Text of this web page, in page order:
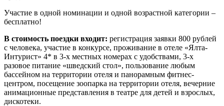
Участие в одной номинации и одной возрастной категории –
бесплатно!
В стоимость поездки входит: регистрация заявки 800 рублей
с человека, участие в конкурсе, проживание в отеле «Ялта-
Интурист» 4* в 3-х местных номерах с удобствами, 3-х
разовое питание «шведский стол», пользование любым
бассейном на территории отеля и панорамным фитнес-
центром, посещение зоопарка на территории отеля, вечерние
анимационные представления в театре для детей и взрослых,
дискотеки.